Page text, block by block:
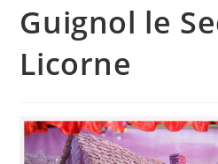
Guignol le
Licorne